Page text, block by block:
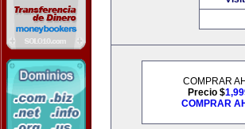
COMPRAR
Precio $
COMPRAR